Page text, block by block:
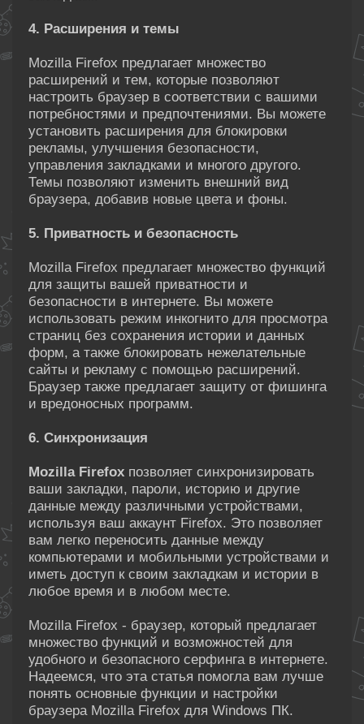
4. Расширения и темы
Mozilla Firefox предлагает множество
расширений и тем, которые позволяют
настроить браузер в соответствии с вашими
потребностями и предпочтениями. Вы можете
установить расширения для блокировки
рекламы, улучшения безопасности,
управления закладками и многого другого.
Темы позволяют изменить внешний вид
браузера, добавив новые цвета и фоны.
5. Приватность и безопасность
Mozilla Firefox предлагает множество функций
для защиты вашей приватности и
безопасности в интернете. Вы можете
использовать режим инкогнито для просмотра
страниц без сохранения истории и данных
форм, а также блокировать нежелательные
сайты и рекламу с помощью расширений.
Браузер также предлагает защиту от фишинга
и вредоносных программ.
6. Синхронизация
Mozilla Firefox позволяет синхронизировать
ваши закладки, пароли, историю и другие
данные между различными устройствами,
используя ваш аккаунт Firefox. Это позволяет
вам легко переносить данные между
компьютерами и мобильными устройствами и
иметь доступ к своим закладкам и истории в
любое время и в любом месте.
Mozilla Firefox - браузер, который предлагает
множество функций и возможностей для
удобного и безопасного серфинга в интернете.
Надеемся, что эта статья помогла вам лучше
понять основные функции и настройки
браузера Mozilla Firefox для Windows ПК.